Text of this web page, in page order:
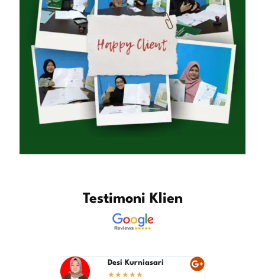
Testimoni Klien
Desi Kurniasari
★★★★★